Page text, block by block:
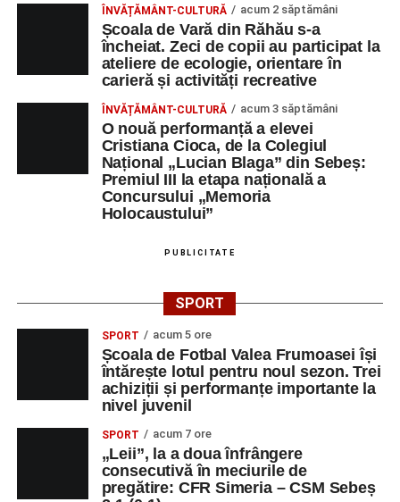
ELECTRICE IN
HIDROCENTRALE
„HIDROELECTRICA”
SA BUCURESTI
HIDROCENTRALE
HIDROTEHNICE
DUPEX SRL
OPERATOR LA
MASINI-UNELTE
CU COMANDA
1 0258731066
rutier de
SĂNĂTATE FORTE
OPERATOR
INTRODUCERE,
VALIDARE SI
PRELUCRARE
DATE
1 0743515200
ȘEF BIROU
TEHNIC
1 0258731066
ÎNVĂȚĂMÂNT-CULTURĂ acum 2 săptămâni
Școala de Vară din Răhău s-a
încheiat. Zeci de copii au participat la
ateliere de ecologie, orientare în
carieră și activități recreative
ÎNVĂȚĂMÂNT-CULTURĂ acum 3 săptămâni
O nouă performanță a elevei
Cristiana Cioca, de la Colegiul
Național „Lucian Blaga” din Sebeș:
Premiul III la etapa națională a
Concursului „Memoria
Holocaustului”
PUBLICITATE
SPORT
SPORT acum 5 ore
Școala de Fotbal Valea Frumoasei își
întărește lotul pentru noul sezon. Trei
achiziții și performanțe importante la
nivel juvenil
SPORT acum 7 ore
„Leii”, la a doua înfrângere
consecutivă în meciurile de
pregătire: CFR Simeria – CSM Sebeș